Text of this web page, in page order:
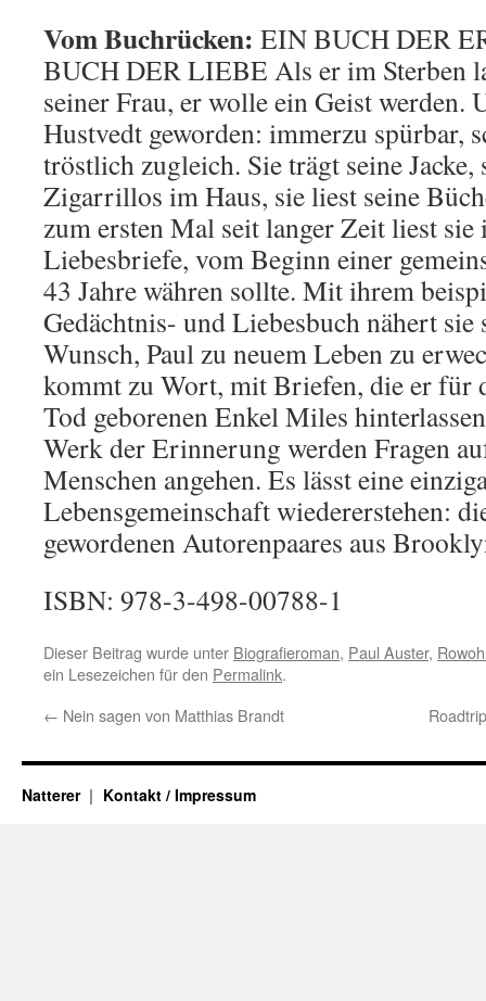
Vom Buchrücken: EIN BUCH DER
BUCH DER LIEBE Als er im Sterben
seiner Frau, er wolle ein Geist werden.
Hustvedt geworden: immerzu spürbar,
tröstlich zugleich. Sie trägt seine Jacke,
Zigarrillos im Haus, sie liest seine
zum ersten Mal seit langer Zeit liest sie
Liebesbriefe, vom Beginn einer
43 Jahre währen sollte. Mit ihrem
Gedächtnis- und Liebesbuch nähert
Wunsch, Paul zu neuem Leben zu
kommt zu Wort, mit Briefen, die er für
Tod geborenen Enkel Miles
Werk der Erinnerung werden Fragen
Menschen angehen. Es lässt eine
Lebensgemeinschaft wiedererstehen:
gewordenen Autorenpaares aus
ISBN: 978-3-498-00788-1
Dieser Beitrag wurde unter Biografieroman, Paul Auster,
ein Lesezeichen für den Permalink.
← Nein sagen von Matthias Brandt
Natterer Kontakt / Impressum